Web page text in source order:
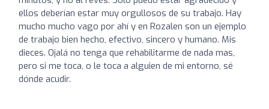
ellos deberían estar muy orgullosos de su trabajo. Hay
mucho mucho vago por ahí y en Rozalen son un ejemplo
de trabajo bien hecho, efectivo, sincero y humano. Mis
dieces. Ojalá no tenga que rehabilitarme de nada mas,
pero si me toca, o le toca a alguien de mi entorno, sé
dónde acudir.